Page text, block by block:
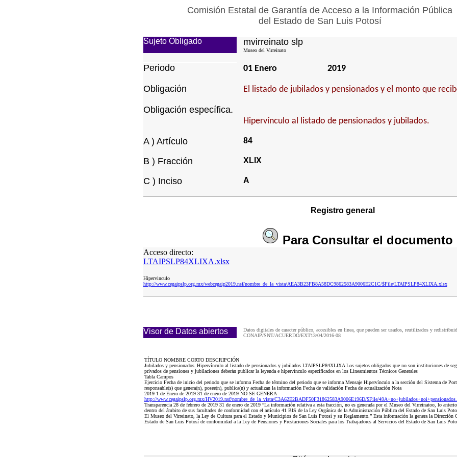
Comisión Estatal de Garantía de Acceso a la Información Pública
del Estado de San Luis Potosí
Sujeto Obligado mvirreinato slp
Museo del Virreinato
Periodo 01 Enero 2019
Obligación El listado de jubilados y pensionados y el monto que
Obligación específica.
Hipervínculo al listado de pensionados y jubilados.
A ) Artículo 84
B ) Fracción XLIX
C ) Inciso A
Registro general
Para Consultarel documento
Acceso directo:
LTAIPSLP84XLIXA.xlsx
Hipervinculo
http://www.cegaipslp.org.mx/webcegaip2019.nsf/nombre_de_la_vista/AEA3B23FB8A58DC9862583A9006E2C1C/$File/LTAIPSLP84XLIXA.xlsx
Visor de Datos abiertos
Datos digitales de caracter público, accesibles en linea, que pueden ser usados, reutilizados y
CONAIP/SNT/ACUERDO/EXT13/04/2016-08
TÍTULO NOMBRE CORTO DESCRIPCIÓN
Jubilados y pensionados_Hipervínculo al listado de pensionados y jubilados LTAIPSLP84XLIXA Los sujetos obligados que no son instituciones de
privados de pensiones y jubilaciones deberán publicar la leyenda e hipervínculo especificados en los Lineamientos Técnicos Generales
Tabla Campos
Ejercicio Fecha de inicio del periodo que se informa Fecha de término del periodo que se informa Mensaje Hipervínculo a la sección del Sistema de
responsable(s) que genera(n), posee(n), publica(n) y actualizan la información Fecha de validación Fecha de actualización Nota
2019 1 de Enero de 2019 31 de enero de 2019 NO SE GENERA
http://www.cegaipslp.org.mx/HV2019.nsf/nombre_de_la_vista/C3A62E2BADF50F31862583A9006E196D/$File/
Transparencia 28 de febrero de 2019 31 de enero de 2019 “La información relativa a esta fracción, no es generada por el Museo del Virreinatoo, lo
dentro del ámbito de sus facultades de conformidad con el artículo 41 BIS de la Ley Orgánica de la Administración Pública del Estado de San Luis
El Museo del Virreinato, la Ley de Cultura para el Estado y Municipios de San Luis Potosí y su Reglamento.” Esta información la genera la Dirección
Estado de San Luis Potosí de conformidad a la Ley de Pensiones y Prestaciones Sociales para los Trabajadores al Servicios del Estado de San Luis